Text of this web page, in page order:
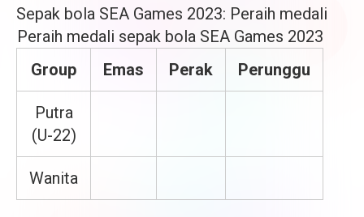
Sepak bola SEA Games 2023: Peraih medali
Peraih medali sepak bola SEA Games 2023
Group
Emas Perak Perunggu
Putra
(U-22)
Wanita